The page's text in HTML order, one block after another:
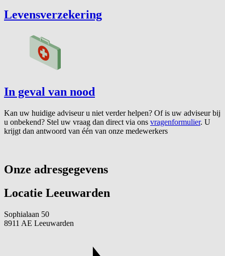
Levensverzekering
In geval van nood
Kan uw huidige adviseur u niet verder helpen? Of is uw adviseur bij
u onbekend? Stel uw vraag dan direct via ons vragenformulier. U
krijgt dan antwoord van één van onze medewerkers
Onze adresgegevens
Locatie Leeuwarden
Sophialaan 50
8911 AE Leeuwarden